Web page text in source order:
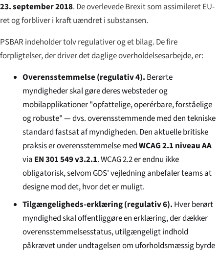
23. september 2018. De overlevede Brexit som assimileret EU-
ret og forbliver i kraft uændret i substansen.
PSBAR indeholder tolv regulativer og et bilag. De fire
forpligtelser, der driver det daglige overholdelsesarbejde, er:
Overensstemmelse (regulativ 4). Berørte
myndigheder skal gøre deres websteder og
mobilapplikationer "opfattelige, operérbare, forståelige
og robuste" — dvs. overensstemmende med den tekniske
standard fastsat af myndigheden. Den aktuelle britiske
praksis er overensstemmelse medWCAG 2.1 niveau AA
via EN 301 549 v3.2.1. WCAG 2.2 er endnu ikke
obligatorisk, selvom GDS' vejledning anbefaler teams at
designe mod det, hvor det er muligt.
Tilgængeligheds-erklæring (regulativ 6). Hver berørt
myndighed skal offentliggøre en erklæring, der dækker
overensstemmelsesstatus, utilgængeligt indhold
påkrævet under undtagelsen om uforholdsmæssig byrde